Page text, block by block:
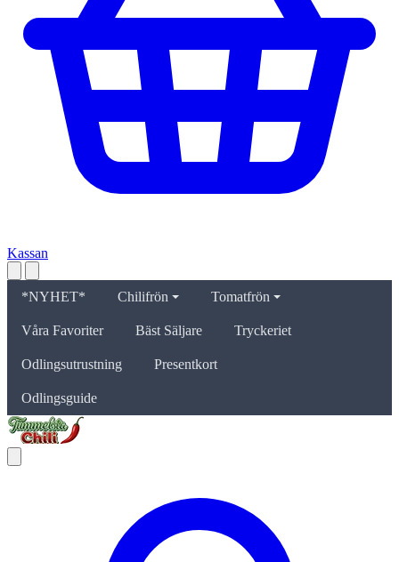
Kassan
*NYHET* Chilifrön Tomatfrön
Våra Favoriter Bäst Säljare Tryckeriet
Odlingsutrustning Presentkort
Odlingsguide